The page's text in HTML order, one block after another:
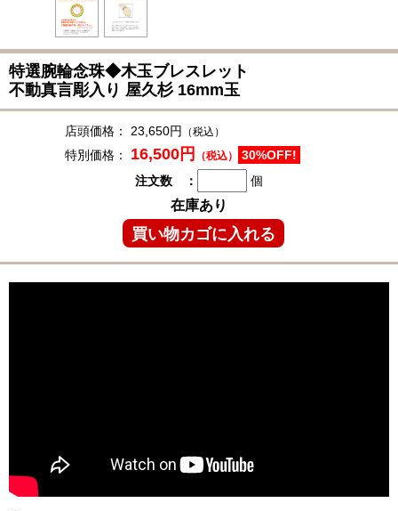
特選腕輪念珠◆木玉ブレスレット
不動真言彫入り 屋久杉 16mm玉
店頭価格： 23,650円 （税込）
特別価格： 16,500円 （税込）
30%OFF!
注文数 ：
個
在庫あり